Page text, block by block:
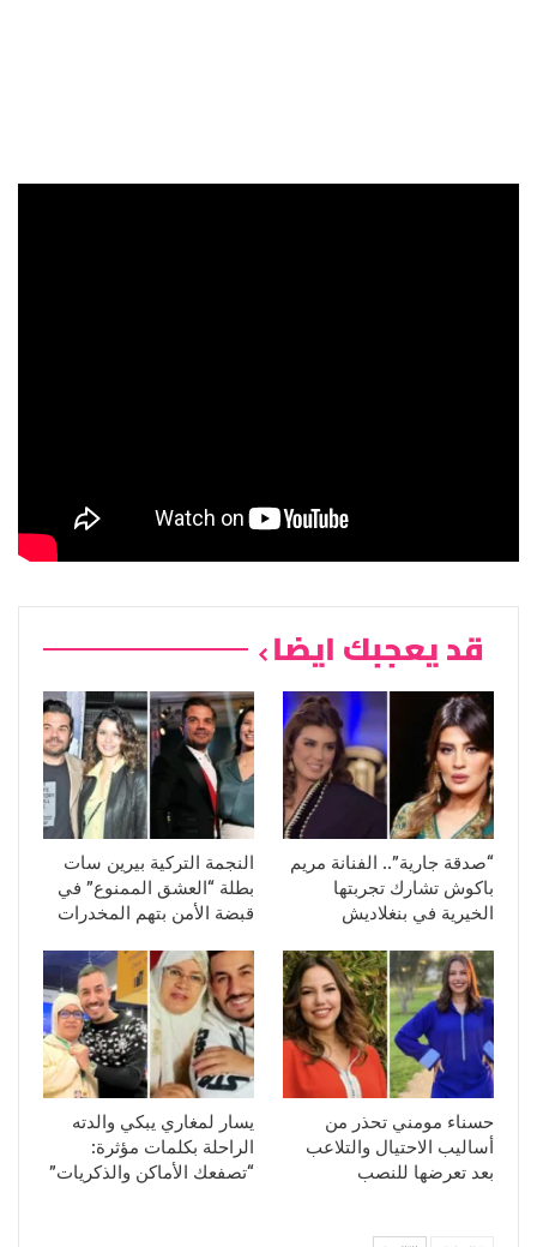
قد يعجبك ايضا
“صدقة جارية”.. الفنانة مريم
باكوش تشارك تجربتها
الخيرية في بنغلاديش
النجمة التركية بيرين سات
بطلة “العشق الممنوع” في
قبضة الأمن بتهم المخدرات
حسناء مومني تحذر من
أساليب الاحتيال والتلاعب
بعد تعرضها للنصب
يسار لمغاري يبكي والدته
الراحلة بكلمات مؤثرة:
“تصفعك الأماكن والذكريات”